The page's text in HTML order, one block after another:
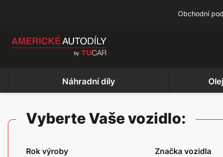
Obchodní
Náhradní díly
Vyberte Vaše vozidlo:
Rok výroby Značka vozidla